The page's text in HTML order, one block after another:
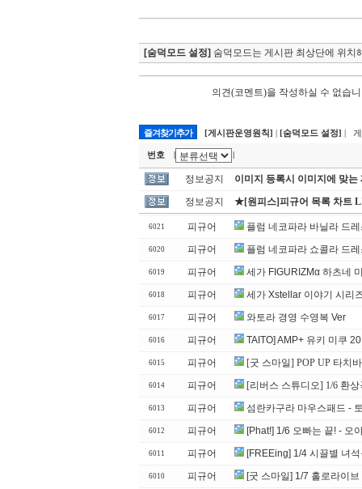
[숨덕모드 설정] 숨덕모드는 게시판 최상단에 위치
의견(코멘트)을 작성하실 수 없습
즐겨찾기추가 [게시판운영원칙] | [숨덕모드 설정] | 게
번호
정보공지
이미지 등록시 이미지에 맞는
정보공지
★[원피스]피규어 목록 차트
6021 피규어 플럼 네코파라 바닐라 드
6020 피규어 플럼 네코파라 쇼콜라 드
6019 피규어 세가 FIGURIZMα 하츠네
6018 피규어 세가 Xstellar 이야기 시리
6017 피규어 와토라 경영 수영복 Ver
6016 피규어 TAITO] AMP+ 유키 미쿠
6015 피규어 [굿 스마일] POP UP 타치
6014 피규어 [리버스 스튜디오] 1/6 환
6013 피규어 섬란카구라 마우스패드 -
6012 피규어 [Phat!] 1/6 오빠는 끝! - 오
6011 피규어 [FREEing] 1/4 시끌별 녀
6010 피규어 [굿 스마일] 1/7 홀로라이